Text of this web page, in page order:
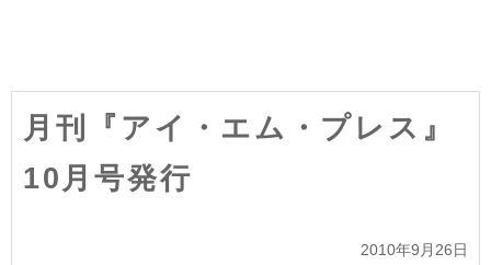
月刊『アイ・エム・プレス』
10月号発行
2010年9月26日